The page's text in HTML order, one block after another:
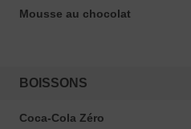
Mousse au chocolat
BOISSONS
Coca-Cola Zéro